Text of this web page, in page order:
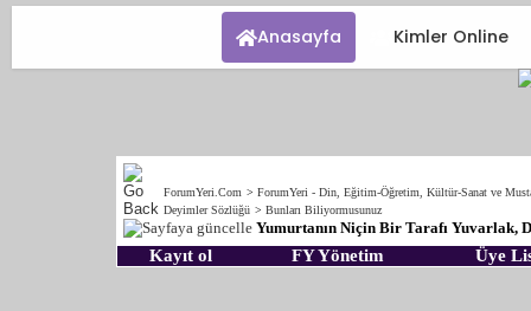
Anasayfa Kimler Online
ForumYeri.Com > ForumYeri - Din, Eğitim-Öğretim, Kültür-Sanat ve
Deyimler Sözlüğü > Bunları Biliyormusunuz
Yumurtanın Niçin Bir Tarafı Yuvarlak,
Kayıt ol FY Yönetim Üye